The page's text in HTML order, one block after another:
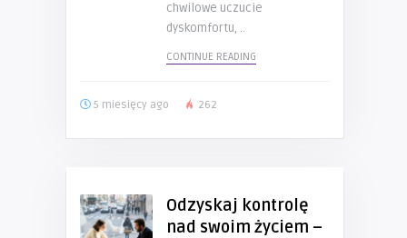
chwilowe uczucie
dyskomfortu, ..
CONTINUE READING
5 miesięcy ago 262
Odzyskaj kontrolę
nad swoim życiem –